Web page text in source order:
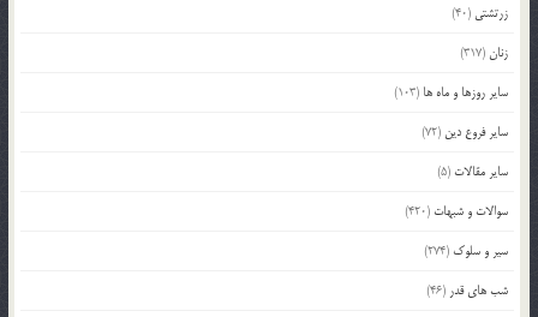
زرتشتی (40)
زنان(317)
سایر روزها و ماه ها (103)
سایر فروع دین (72)
سایر مقالات (5)
سوالات و شبهات (420)
سیر و سلوک (274)
شب های قدر (46)